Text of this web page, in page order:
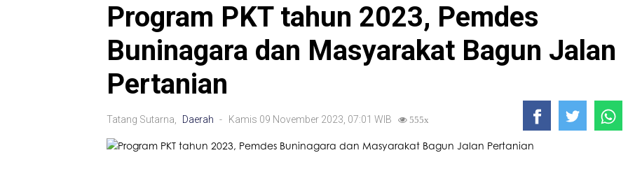
Program PKT tahun 2023, Pemdes
Buninagara dan Masyarakat Bagun Jalan
Pertanian
Tatang Sutarna, Daerah - Kamis 09 November 2023, 07:01 WIB 555x